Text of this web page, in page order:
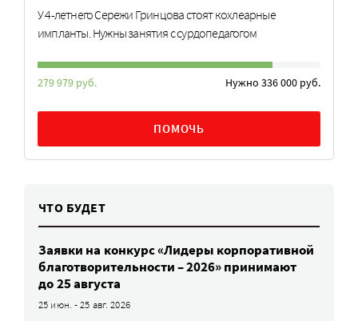
У 4-летнего Сережи Гринцова стоят кохлеарные
импланты. Нужны занятия с сурдопедагогом
279 979 руб. Нужно 336 000 руб.
ПОМОЧЬ
ЧТО БУДЕТ
Заявки на конкурс «Лидеры корпоративной
благотворительности – 2026» принимают
до 25 августа
25 июн. - 25 авг. 2026